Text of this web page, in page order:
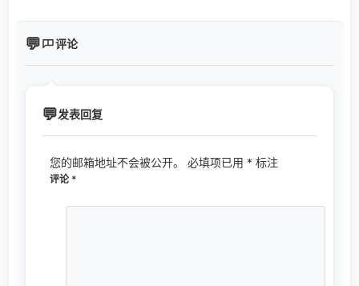
评论
发表回复
您的邮箱地址不会被公开。 必填项已用 * 标注
评论 *